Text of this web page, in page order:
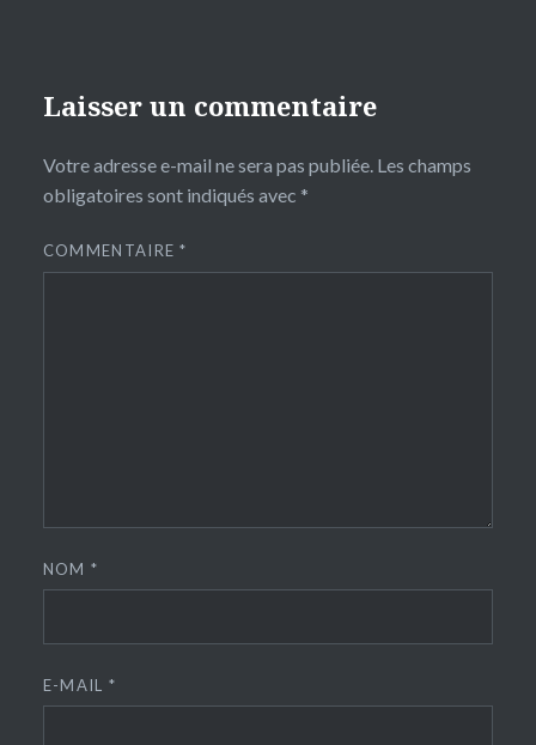
Laisser un commentaire
Votre adresse e-mail ne sera pas publiée. Les champs
obligatoires sont indiqués avec *
COMMENTAIRE*
NOM*
E-MAIL *